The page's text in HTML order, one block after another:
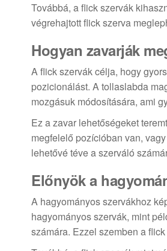
Továbbá, a flick szervák
végrehajtott flick szerva
Hogyan zavarják
A flick szervák célja, hogy
pozicionálást. A tollaslabda
mozgásuk módosítására, ami
Ez a zavar lehetőségeket
megfelelő pozícióban van,
lehetővé téve a szerváló
Előnyök a
A hagyományos szervákhoz
hagyományos szervák, mint
számára. Ezzel szemben a